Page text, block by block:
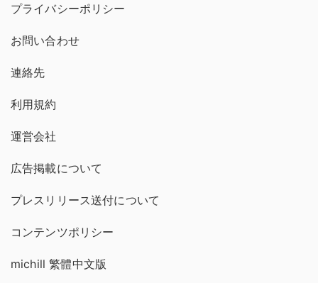
プライバシーポリシー
お問い合わせ
連絡先
利用規約
運営会社
広告掲載について
プレスリリース送付について
コンテンツポリシー
michill 繁體中文版